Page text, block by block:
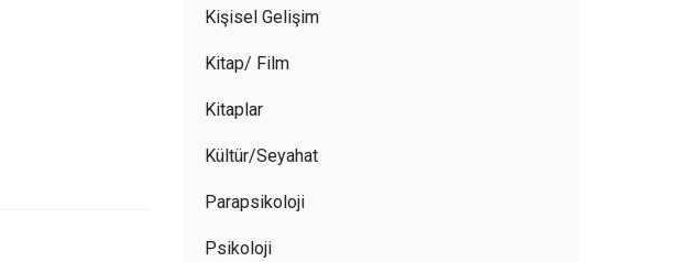
Kişisel Gelişim
Kitap/ Film
Kitaplar
Kültür/Seyahat
Parapsikoloji
Psikoloji